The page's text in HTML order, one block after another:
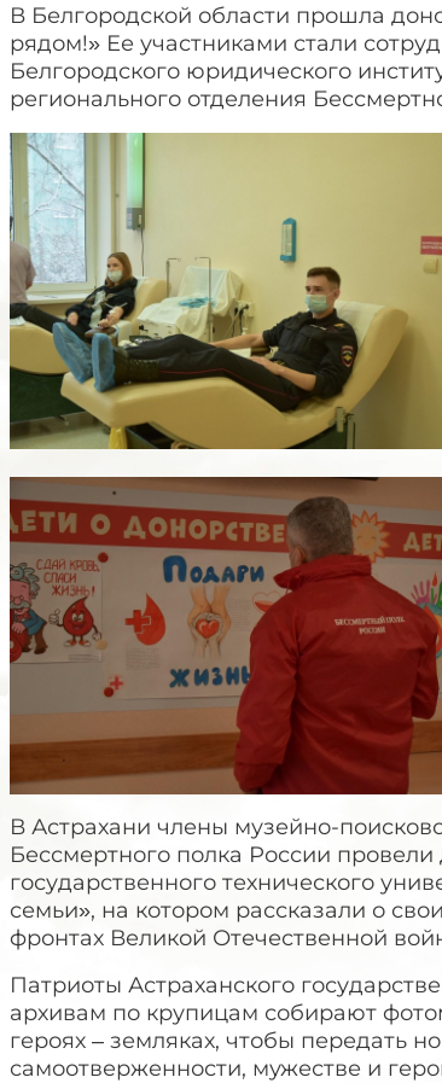
В Белгородской области прошла
рядом!» Ее участниками стали
Белгородского юридического
регионального отделения
В Астрахани члены музейно-
Бессмертного полка России провели
государственного технического
семьи», на котором рассказали о
фронтах Великой Отечественной
Патриоты Астраханского
архивам по крупицам собирают
героях – земляках, чтобы передать
самоотверженности, мужестве и